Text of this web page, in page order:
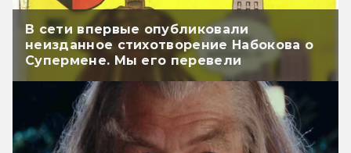
В сети впервые опубликовали
неизданное стихотворение Набокова о
Супермене. Мы его перевели